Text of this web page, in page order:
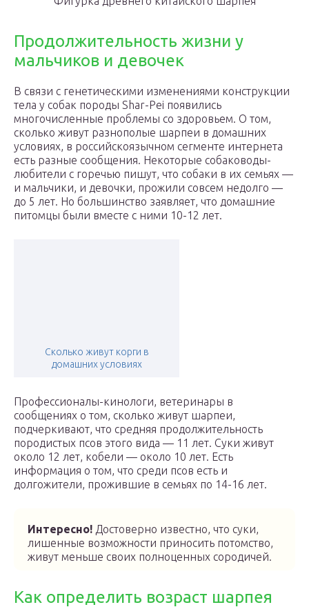
Продолжительность жизни у
мальчиков и девочек
В связи с генетическими изменениями конструкции
тела у собак породы Shar-Pei появились
многочисленные проблемы со здоровьем. О том,
сколько живут разнополые шарпеи в домашних
условиях, в российскоязычном сегменте интернета
есть разные сообщения. Некоторые собаководы-
любители с горечью пишут, что собаки в их семьях —
и мальчики, и девочки, прожили совсем недолго —
до 5 лет. Но большинство заявляет, что домашние
питомцы были вместе с ними 10-12 лет.
Сколько живут корги в
домашних условиях
Профессионалы-кинологи, ветеринары в
сообщениях о том, сколько живут шарпеи,
подчеркивают, что средняя продолжительность
породистых псов этого вида — 11 лет. Суки живут
около 12 лет, кобели — около 10 лет. Есть
информация о том, что среди псов есть и
долгожители, прожившие в семьях по 14-16 лет.
Интересно! Достоверно известно, что суки,
лишенные возможности приносить потомство,
живут меньше своих полноценных сородичей.
Как определить возраст шарпея